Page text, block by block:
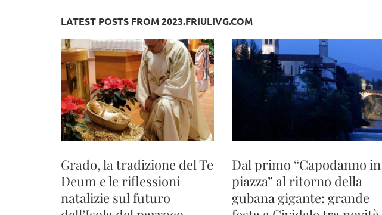
LATEST POSTS FROM 2023.FRIULIVG.COM
Grado, la tradizione del Te
Deum e le riflessioni
natalizie sul futuro
Dal primo “Capodanno in
piazza” al ritorno della
gubana gigante: grande